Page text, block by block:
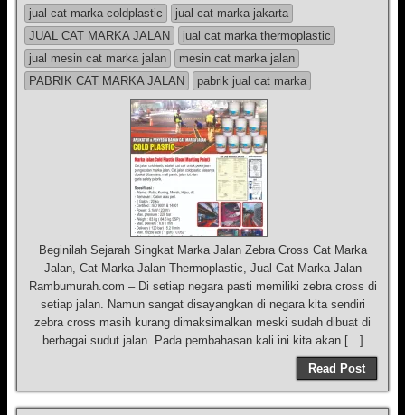
jual cat marka coldplastic
jual cat marka jakarta
JUAL CAT MARKA JALAN
jual cat marka thermoplastic
jual mesin cat marka jalan
mesin cat marka jalan
PABRIK CAT MARKA JALAN
pabrik jual cat marka
Beginilah Sejarah Singkat Marka Jalan Zebra Cross Cat Marka
Jalan, Cat Marka Jalan Thermoplastic, Jual Cat Marka Jalan
Rambumurah.com – Di setiap negara pasti memiliki zebra cross di
setiap jalan. Namun sangat disayangkan di negara kita sendiri
zebra cross masih kurang dimaksimalkan meski sudah dibuat di
berbagai sudut jalan. Pada pembahasan kali ini kita akan […]
Read Post